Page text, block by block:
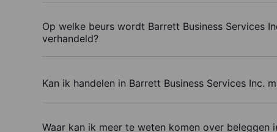
Op welke beurs wordt Barrett Business Services
verhandeld?
Kan ik handelen in Barrett Business Services Inc.
Waar kan ik meer te weten komen over beleggen